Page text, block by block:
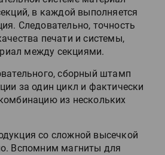
в каждой выполняется
Следовательно, точность
печати и системы,
между секциями.
сборный штамп
за один цикл и фактически
из нескольких
со сложной высечкой
Вспомним магниты для